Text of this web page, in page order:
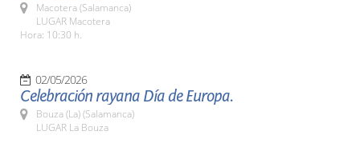
Macotera (Salamanca)
LUGAR Macotera
Hora: 10:30 h.
02/05/2026
Celebración rayana Día de Europa.
Bouza (La) (Salamanca)
LUGAR La Bouza